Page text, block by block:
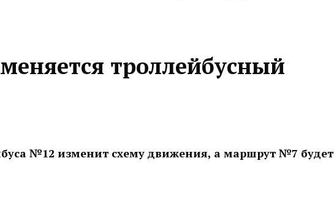
троллейбусный
№12 изменит схему движения, а маршрут №7 будет